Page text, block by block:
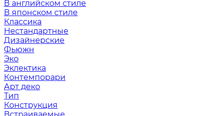
В английском стиле
В японском стиле
Классика
Нестандартные
Дизайнерские
Фьюжн
Эко
Эклектика
Контемпорари
Арт деко
Тип
Конструкция